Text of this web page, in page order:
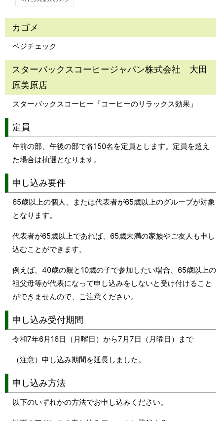
カゴメ
ベジチェック
スターバックスコーヒージャパン株式会社 大田
原美原店
スターバックスコーヒー「コーヒーのリラックス効果」
定員
午前の部、午後の部で各150名を定員とします。定員を超え
た場合は抽選となります。
申し込み要件
65歳以上の個人、または代表者が65歳以上のグループが対象
となります。
代表者が65歳以上であれば、65歳未満の家族やご友人も申し
込むことができます。
例えば、40歳の親と10歳の子で参加したい場合、65歳以上の
祖父母等が代表になって申し込みをしないと受け付けること
ができませんので、ご注意ください。
申し込み受付期間
令和7年6月16日（月曜日）から7月7日（月曜日）まで
（注意）申し込み期間を延長しました。
申し込み方法
以下のいずれかの方法でお申し込みください。